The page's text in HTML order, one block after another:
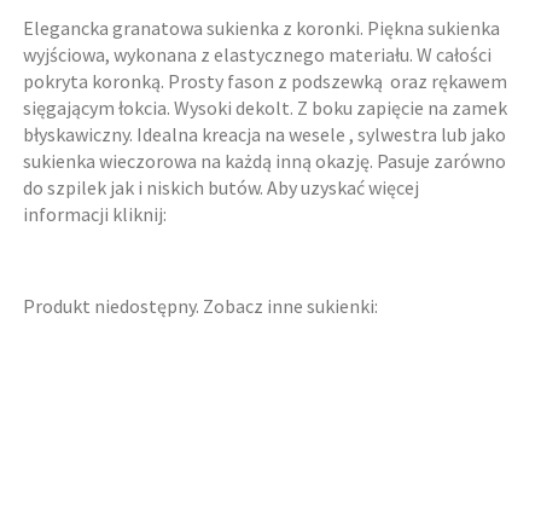
Elegancka granatowa sukienka z koronki. Piękna sukienka
wyjściowa, wykonana z elastycznego materiału. W całości
pokryta koronką. Prosty fason z podszewką oraz rękawem
sięgającym łokcia. Wysoki dekolt. Z boku zapięcie na zamek
błyskawiczny. Idealna kreacja na wesele , sylwestra lub jako
sukienka wieczorowa na każdą inną okazję. Pasuje zarówno
do szpilek jak i niskich butów. Aby uzyskać więcej
informacji kliknij:
Produkt niedostępny. Zobacz inne sukienki: